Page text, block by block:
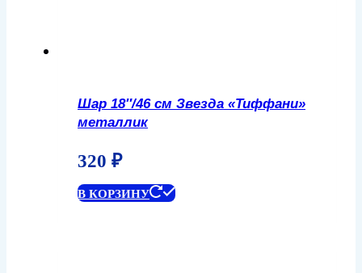
Шар 18″/46 см Звезда «Тиффани»
металлик
320 ₽
В КОРЗИНУ